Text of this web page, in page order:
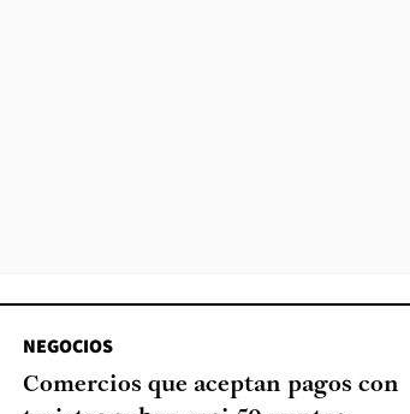
NEGOCIOS
Comercios que aceptan pagos con